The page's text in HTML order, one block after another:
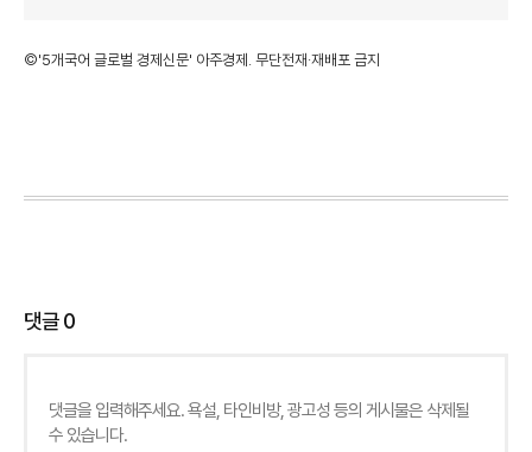
©'5개국어 글로벌 경제신문' 아주경제. 무단전재·재배포 금지
댓글0